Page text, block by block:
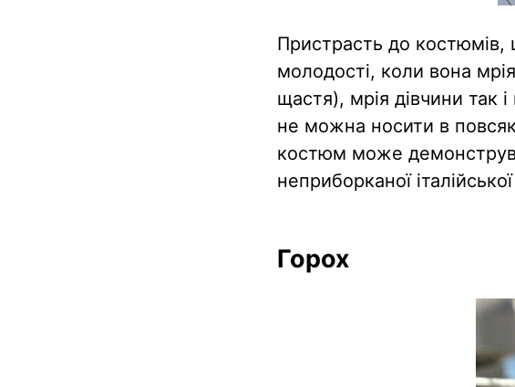
Пристрасть до
молодості, коли вона
щастя), мрія дівчини
не можна носити в
костюм може
неприборканої
Горох